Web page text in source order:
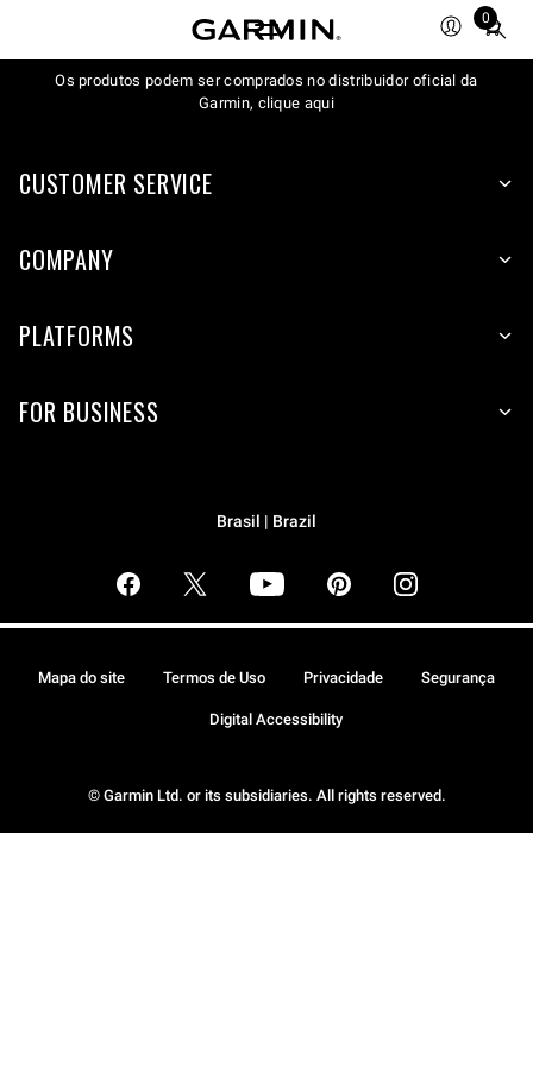
0
Total
items
in
Os produtos podem ser comprados no distribuidor oficial da
Garmin, clique aqui
CUSTOMER SERVICE
COMPANY
PLATFORMS
FOR BUSINESS
Brasil | Brazil
© Garmin Ltd. or its subsidiaries. All rights reserved.
Mapa do site Termos de Uso Privacidade Segurança
Digital Accessibility